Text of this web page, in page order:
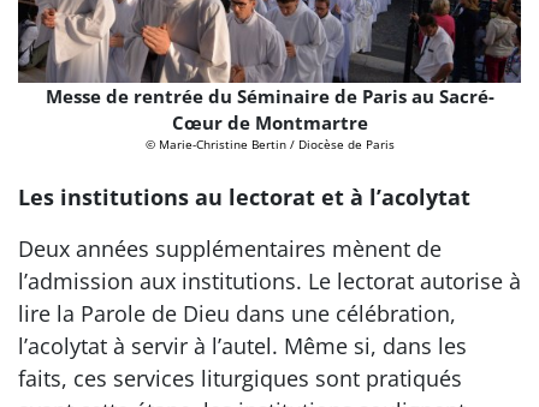
Messe de rentrée du Séminaire de Paris au Sacré-
Cœur de Montmartre
© Marie-Christine Bertin / Diocèse de Paris
Les institutions au lectorat et à l’acolytat
Deux années supplémentaires mènent de
l’admission aux institutions. Le lectorat autorise à
lire la Parole de Dieu dans une célébration,
l’acolytat à servir à l’autel. Même si, dans les
faits, ces services liturgiques sont pratiqués